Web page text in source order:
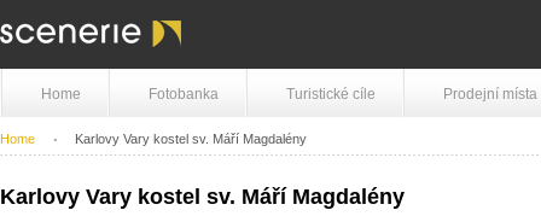
Home Fotobanka Turistické cíle Prodejní místa
Home Karlovy Vary kostel sv. Máří Magdalény
Karlovy Vary kostel sv. Máří Magdalény